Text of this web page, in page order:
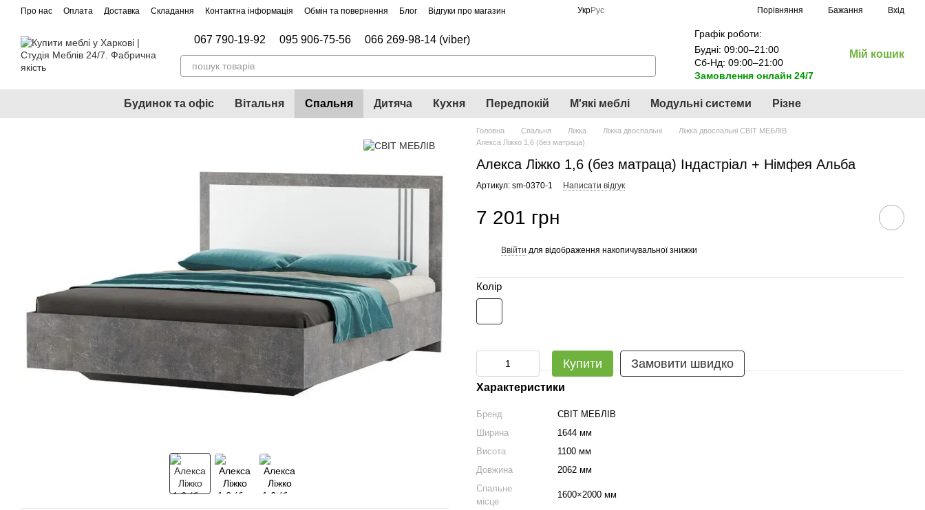
Перейти до основного контенту
Про нас Оплата Доставка Складання Контактна інформація Обмін та повернення Блог Відгуки про магазин УкрРус Порівняння Бажання Вхід
067 790-19-92 095 906-75-56 066 269-98-14 (viber)
Графік роботи:
Будні: 09:00–21:00
Сб-Нд: 09:00–21:00
Замовлення онлайн 24/7
Мій кошик
Будинок та офіс Вітальня Спальня Дитяча Кухня Передпокій М'які меблі Модульні системи Різне
Головна Спальня Ліжка Ліжка двоспальні
Ліжка двоспальні СВІТ МЕБЛІВ
Алекса Ліжко 1,6 (без матраца)
Алекса Ліжко 1,6 (без матраца) Індастріал + Німфея Альба
Артикул: sm-0370-1 Написати відгук
7 201 грн
Ввійти для відображення накопичувальної знижки
Колір
Купити Замовити швидко
Характеристики
Бренд
СВІТ МЕБЛІВ
Ширина
1644 мм
Висота
1100 мм
Довжина
2062 мм
Спальне
місце
1600×2000 мм